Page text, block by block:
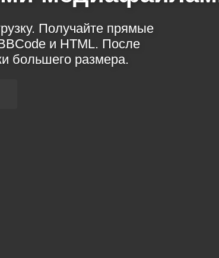
Получайте прямые
и HTML. После
большего размера.